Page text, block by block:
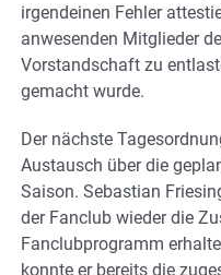
irgendeinen Fehler
anwesenden Mitglieder
Vorstandschaft zu
gemacht wurde.
Der nächste
Austausch über die
Saison. Sebastian
der Fanclub wieder die
Fanclubprogramm
konnte er bereits die